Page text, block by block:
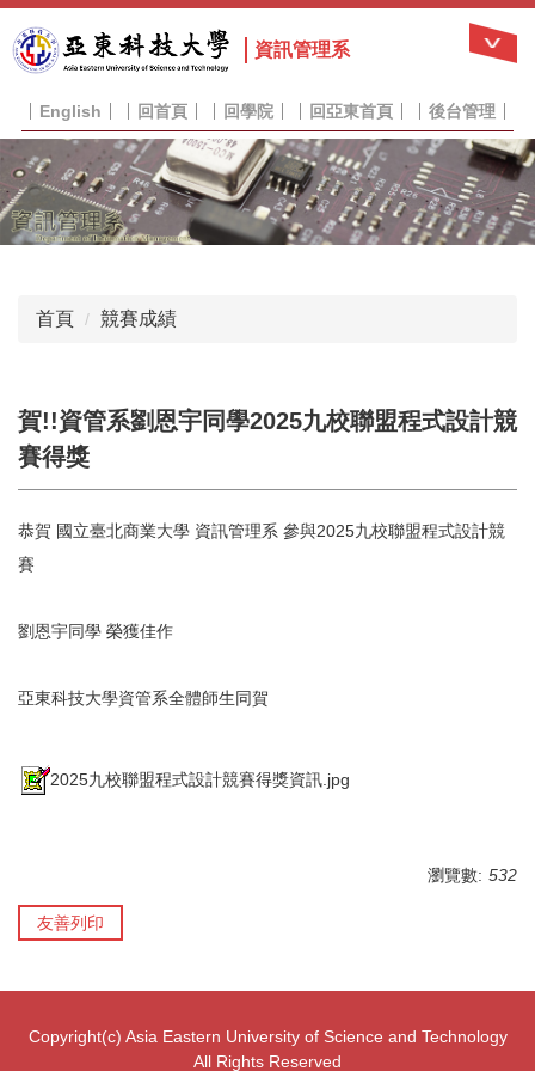
到
主
容
區
資訊管理系
English 回首頁 回學院 回亞東首頁 後台管理
首頁 競賽成績
賀!!資管系劉恩宇同學2025九校聯盟程式設計競
賽得獎
恭賀 國立臺北商業大學 資訊管理系 參與2025九校聯盟程式設計競
賽
劉恩宇同學 榮獲佳作
亞東科技大學資管系全體師生同賀
2025九校聯盟程式設計競賽得獎資訊.jpg
瀏覽數: 532
友善列印
Copyright(c) Asia Eastern University of Science and Technology
All Rights Reserved